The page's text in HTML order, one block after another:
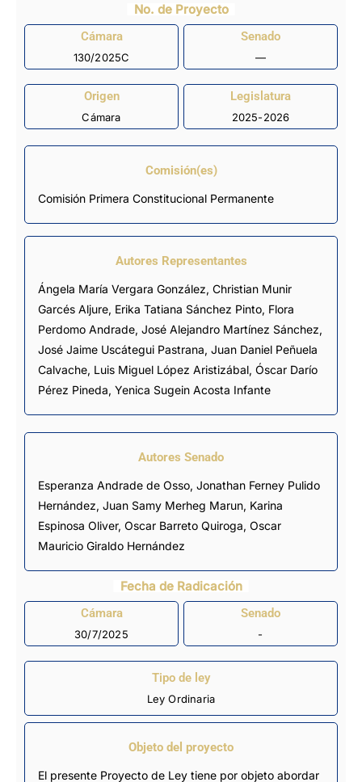
No. de Proyecto
Cámara
130/2025C
Senado
—
Origen
Cámara
Legislatura
2025-2026
Comisión(es)
Comisión Primera Constitucional Permanente
Autores Representantes
Ángela María Vergara González, Christian Munir
Garcés Aljure, Erika Tatiana Sánchez Pinto, Flora
Perdomo Andrade, José Alejandro Martínez Sánchez,
José Jaime Uscátegui Pastrana, Juan Daniel Peñuela
Calvache, Luis Miguel López Aristizábal, Óscar Darío
Pérez Pineda, Yenica Sugein Acosta Infante
Autores Senado
Esperanza Andrade de Osso, Jonathan Ferney Pulido
Hernández, Juan Samy Merheg Marun, Karina
Espinosa Oliver, Oscar Barreto Quiroga, Oscar
Mauricio Giraldo Hernández
Fecha de Radicación
Cámara
30/7/2025
Senado
-
Tipo de ley
Ley Ordinaria
Objeto del proyecto
El presente Proyecto de Ley tiene por objeto abordar